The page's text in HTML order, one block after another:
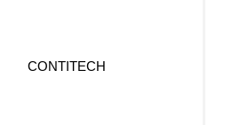
CONTITECH